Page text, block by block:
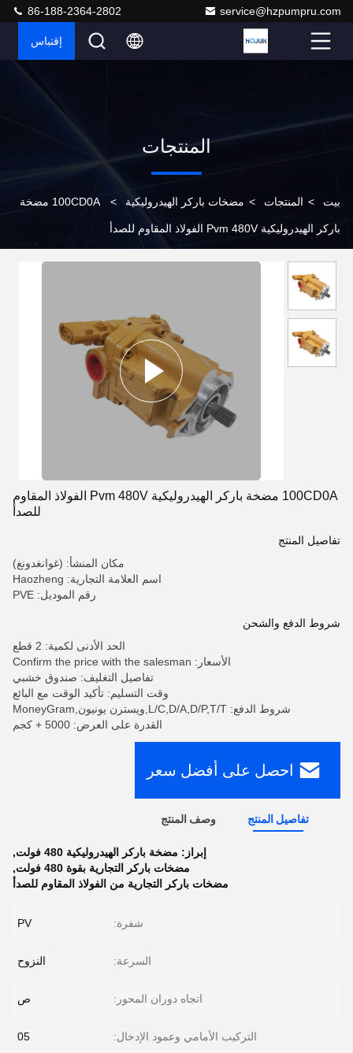
service@hzpumpru.com
86-188-2364-2802
إقتباس
المنتجات
بيت > المنتجات > مضخات باركر الهيدروليكية > 100CD0A مضخة
باركر الهيدروليكية Pvm 480V الفولاذ المقاوم للصدأ
100CD0A مضخة باركر الهيدروليكية Pvm 480V الفولاذ المقاوم
للصدأ
تفاصيل المنتج
مكان المنشأ: (غوانغدونغ)
اسم العلامة التجارية: Haozheng
رقم الموديل: PVE
شروط الدفع والشحن
الحد الأدنى لكمية: 2 قطع
الأسعار: Confirm the price with the salesman
تفاصيل التغليف: صندوق خشبي
وقت التسليم: تأكيد الوقت مع البائع
شروط الدفع: L/C,D/A,D/P,T/T,ويسترن يونيون,MoneyGram
القدرة على العرض: 5000 + كجم
احصل على أفضل سعر
تفاصيل المنتج وصف المنتج
إبراز: مضخة باركر الهيدروليكية 480 فولت
,
مضخات باركر التجارية بقوة 480 فولت
,
مضخات باركر التجارية من الفولاذ المقاوم للصدأ
شفرة: PV
السرعة: النزوح
اتجاه دوران المحور: ص
التركيب الأمامي وعمود الإدخال: 05